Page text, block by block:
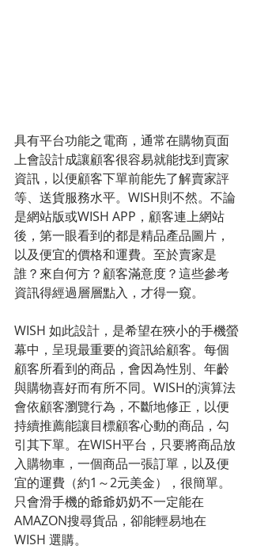
具有平台功能之電商，通常在購物頁面
上會設計成讓顧客很容易就能找到賣家
資訊，以便顧客下單前能先了解賣家評
等、送貨服務水平。WISH則不然。不論
是網站版或WISH APP，顧客連上網站
後，第一眼看到的都是精品產品圖片，
以及便宜的價格和運費。至於賣家是
誰？來自何方？顧客滿意度？這些參考
資訊得經過層層點入，才得一窺。
WISH 如此設計，是希望在狹小的手機螢
幕中，呈現最重要的資訊給顧客。每個
顧客所看到的商品，會因為性別、年齡
與購物喜好而有所不同。WISH的演算法
會依顧客瀏覽行為，不斷地修正，以便
持續推薦能讓目標顧客心動的商品，勾
引其下單。在WISH平台，只要將商品放
入購物車，一個商品一張訂單，以及便
宜的運費（約1～2元美金），很簡單。
只會滑手機的爺爺奶奶不一定能在
AMAZON搜尋貨品，卻能輕易地在
WISH 選購。